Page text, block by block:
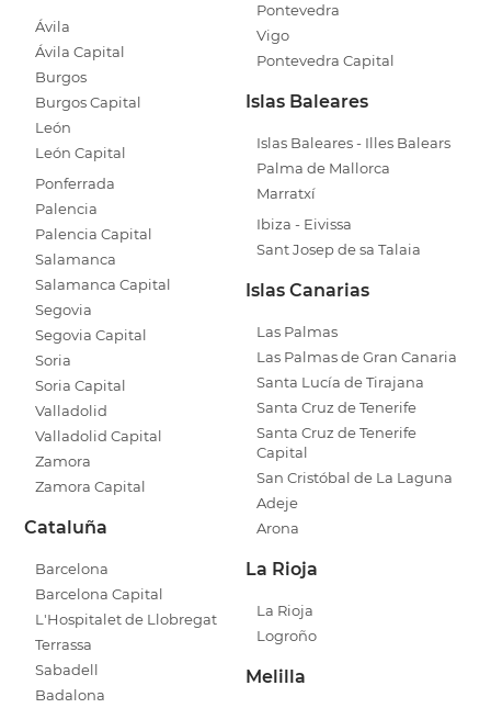
Ávila
Ávila Capital
Burgos
Burgos Capital
León
León Capital
Ponferrada
Palencia
Palencia Capital
Salamanca
Salamanca Capital
Segovia
Segovia Capital
Soria
Soria Capital
Valladolid
Valladolid Capital
Zamora
Zamora Capital
Cataluña
Barcelona
Barcelona Capital
L'Hospitalet de Llobregat
Terrassa
Sabadell
Badalona
Pontevedra
Vigo
Pontevedra Capital
Islas Baleares
Islas Baleares - Illes Balears
Palma de Mallorca
Marratxí
Ibiza - Eivissa
Sant Josep de sa Talaia
Islas Canarias
Las Palmas
Las Palmas de Gran Canaria
Santa Lucía de Tirajana
Santa Cruz de Tenerife
Santa Cruz de Tenerife
Capital
San Cristóbal de La Laguna
Adeje
Arona
La Rioja
La Rioja
Logroño
Melilla